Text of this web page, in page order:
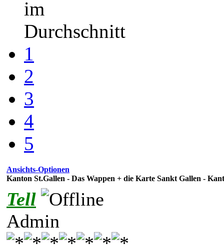
im
Durchschnitt
1
2
3
4
5
Ansichts-Optionen
Kanton St.Gallen - Das Wappen + die Karte Sankt Gallen -
Tell
Admin